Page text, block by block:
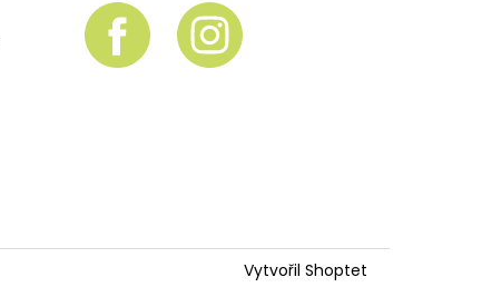
Vytvořil Shoptet